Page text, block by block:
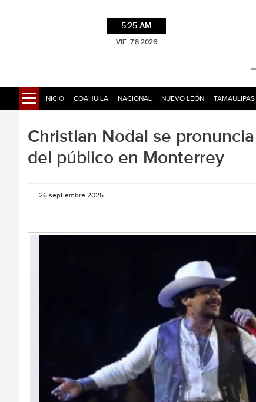
5:25 AM
VIE. 7.8.2026
INICIO COAHUILA NACIONAL NUEVO LEÓN TAMAULIPAS
Christian Nodal se
del público en Monterrey
26 septiembre 2025